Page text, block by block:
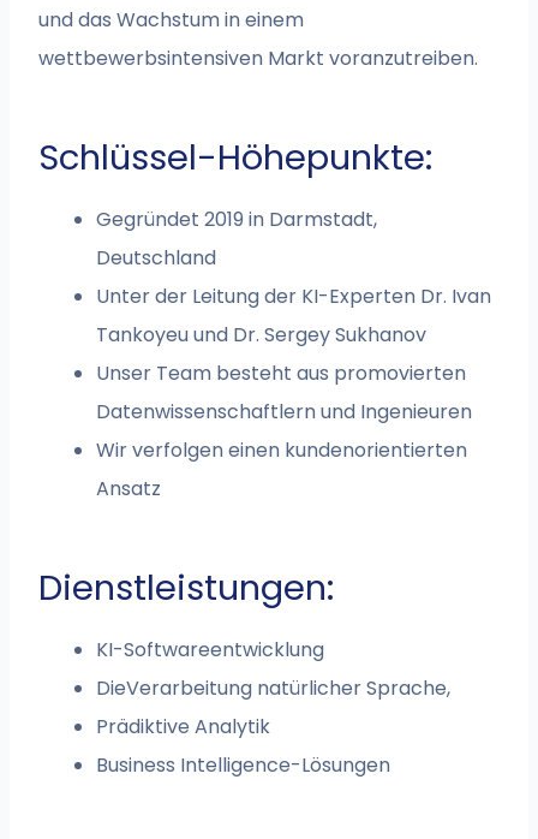
und das Wachstum in einem
wettbewerbsintensiven Markt voranzutreiben.
Schlüssel-Höhepunkte:
Gegründet 2019 in Darmstadt,
Deutschland
Unter der Leitung der KI-Experten Dr. Ivan
Tankoyeu und Dr. Sergey Sukhanov
Unser Team besteht aus promovierten
Datenwissenschaftlern und Ingenieuren
Wir verfolgen einen kundenorientierten
Ansatz
Dienstleistungen:
KI-Softwareentwicklung
DieVerarbeitung natürlicher Sprache,
Prädiktive Analytik
Business Intelligence-Lösungen